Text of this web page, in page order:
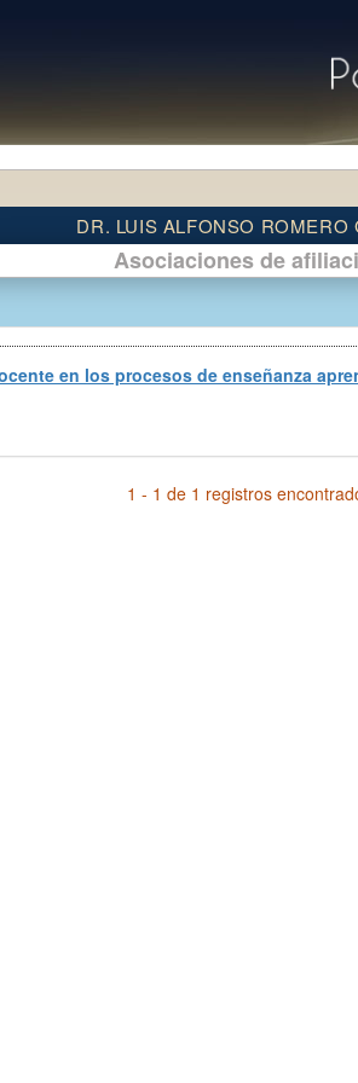
DR. LUIS ALFONSO ROMERO
Asociaciones de
en los procesos de enseñanza
1 - 1 de 1 registros